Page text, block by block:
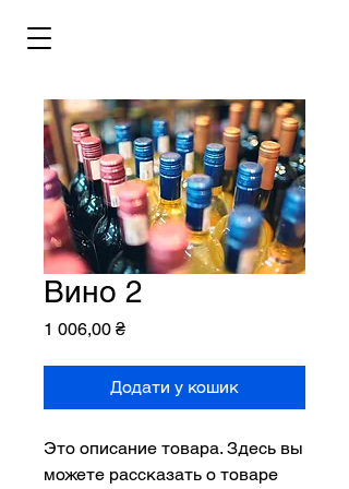
Вино 2
1 006,00 ₴Ціна
Додати у кошик
Это описание товара. Здесь вы
можете рассказать о товаре